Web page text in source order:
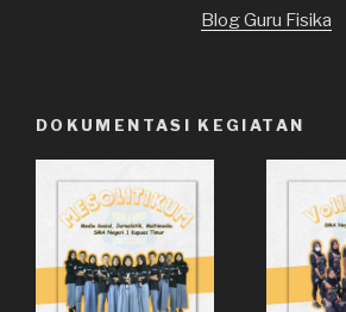
Blog Guru Fisika
DOKUMENTASI KEGIATAN